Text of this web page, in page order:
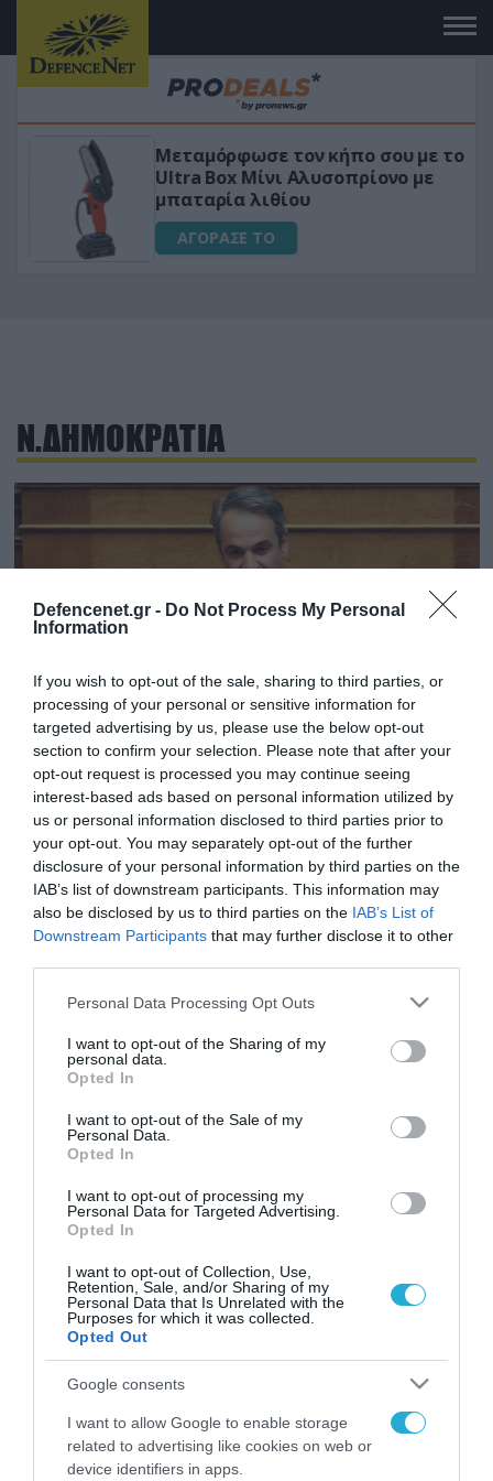
Defencenet.gr - Do Not Process My Personal
Information
If you wish to opt-out of the sale, sharing to third parties, or
processing of your personal or sensitive information for
targeted advertising by us, please use the below opt-out
section to confirm your selection. Please note that after your
opt-out request is processed you may continue seeing
interest-based ads based on personal information utilized by
us or personal information disclosed to third parties prior to
your opt-out. You may separately opt-out of the further
disclosure of your personal information by third parties on the
IAB’s list of downstream participants. This information may
also be disclosed by us to third parties on the IAB’s List of
Downstream Participants that may further disclose it to other
Please note that this website/app uses one or more Google
not limited to your visit or usage behaviour. You may click to
grant or deny consent to Google and its third-party tags to
use your data for below specified purposes in below Google
consent section.
Personal Data Processing Opt Outs
I want to opt-out of the Sharing of my
personal data.
Opted In
I want to opt-out of the Sale of my
Personal Data.
Opted In
I want to opt-out of processing my
Personal Data for Targeted Advertising.
Opted In
I want to opt-out of Collection, Use,
Retention, Sale, and/or Sharing of my
Personal Data that Is Unrelated with the
Purposes for which it was collected.
Opted Out
Google consents
I want to allow Google to enable storage
related to advertising like cookies on web or
device identifiers in apps.
Μεταμόρφωσε τον κήπο σου με το
Ultra Box Μίνι Αλυσοπρίονο με
μπαταρία λιθίου
ΑΓΟΡΑΣΕ ΤΟ
Ν.ΔΗΜΟΚΡΑΤΙΑ
30.07.2025 | 11:03
Με 166 «Ναι» από ΝΔ & Πλεύση Ελευθερίας
εγκρίθηκε από τη Βουλή η σύσταση
Εξεταστικής Επιτροπής για τον ΟΠΕΚΕΠΕ
Ήταν η πρόταση της ΝΔ
07.08.2026 | 18:02
Στρατηγική επένδυση του EFA
GROUP στη Fractal για την
ανάπτυξη προηγμένων
αμυντικών τεχνολογιών σε
Ελλάδα και Κύπρο
07.08.2026
«Κεραυνοί» της ρωσικής